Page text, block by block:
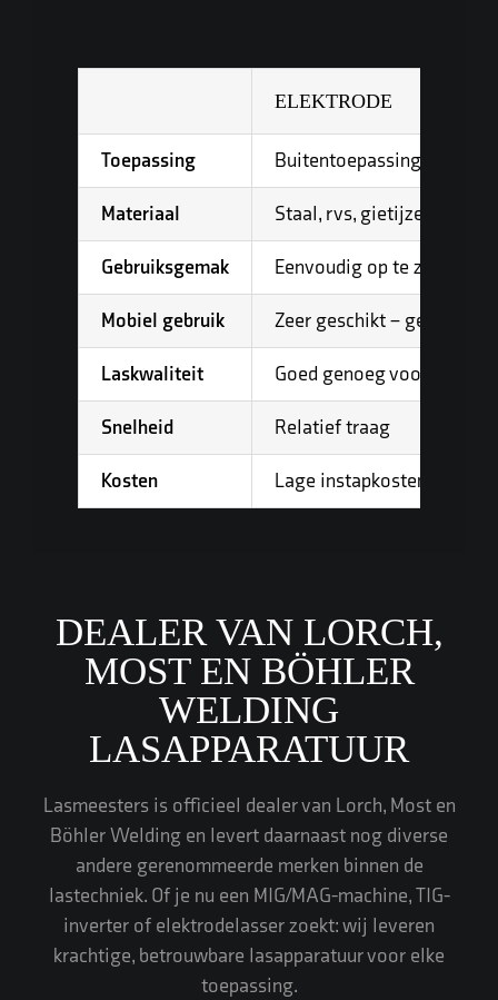
ELEKTRODE
Toepassing Buitentoepassingen,
Materiaal Staal, rvs, gietijzer
Gebruiksgemak Eenvoudig op te zetten,
Mobiel gebruik Zeer geschikt – geen gas
Laskwaliteit Goed genoeg voor sterke
Snelheid Relatief traag
Kosten Lage instapkosten
DEALER VAN LORCH,
MOST EN BÖHLER
WELDING
LASAPPARATUUR
Lasmeesters is officieel dealer van Lorch, Mosten
Böhler Welding en levert daarnaast nog diverse
andere gerenommeerde merken binnen de
lastechniek. Of je nu een MIG/MAG-machine,TIG-
inverter of elektrodelasserzoekt: wij leveren
krachtige, betrouwbare lasapparatuur voor elke
toepassing.